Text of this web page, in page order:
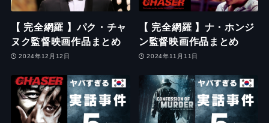
【 完全網羅 】パク・チャ
ヌク監督映画作品まとめ
2024年12月12日
【 完全網羅 】ナ・ホンジ
ン監督映画作品まとめ
2024年11月11日